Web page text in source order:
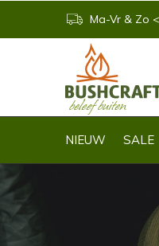
NIEUW SALE
Ma-Vr & Zo